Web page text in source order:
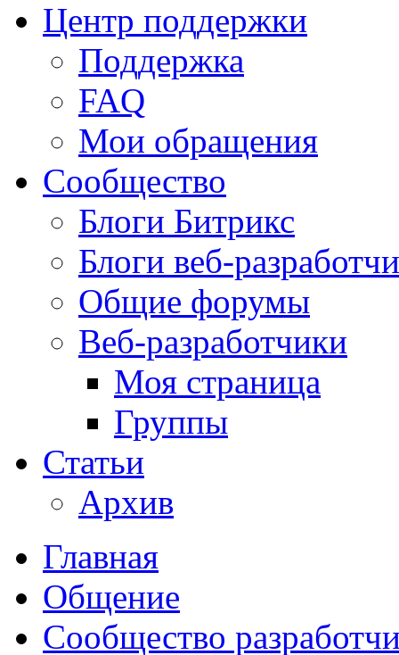
Центр поддержки
Поддержка
FAQ
Мои обращения
Сообщество
Блоги Битрикс
Блоги веб-
Общие форумы
Веб-разработчики
Моя страница
Группы
Статьи
Архив
Главная
Общение
Сообщество